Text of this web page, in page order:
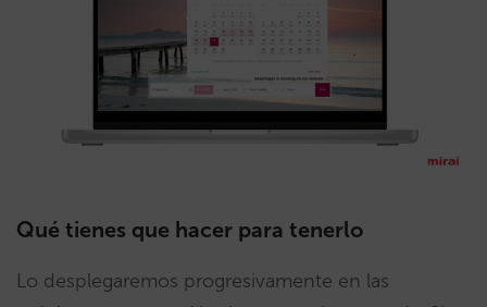
Qué tienes que hacer para tenerlo
Lo desplegaremos progresivamente en las